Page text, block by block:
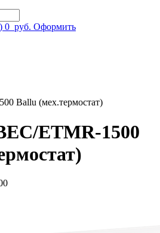
0 руб. Оформить
Ballu (мех.термостат)
ETMR-1500